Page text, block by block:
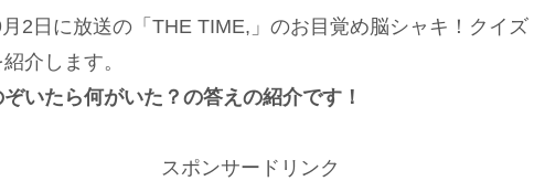
2日に放送の「THE TIME,」のお目覚め脳シャキ！クイズ
介します。
いたら何がいた？の答えの紹介です！
スポンサードリンク